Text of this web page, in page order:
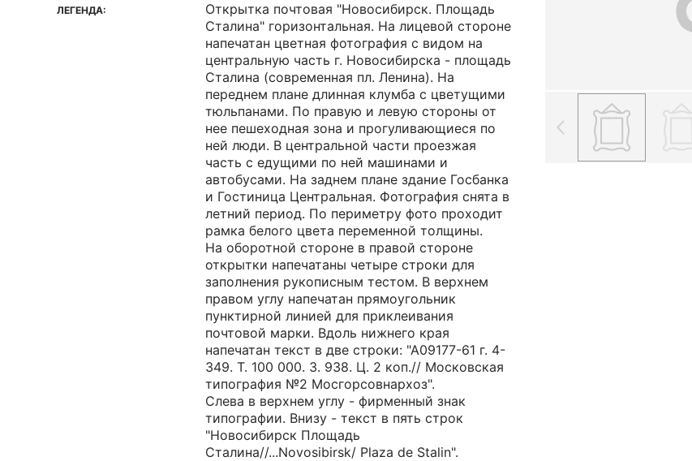
ЛЕГЕНДА:
Открытка почтовая "Новосибирск. Площадь
Сталина" горизонтальная. На лицевой стороне
напечатан цветная фотография с видом на
центральную часть г. Новосибирска - площадь
Сталина (современная пл. Ленина). На
переднем плане длинная клумба с цветущими
тюльпанами. По правую и левую стороны от
нее пешеходная зона и прогуливающиеся по
ней люди. В центральной части проезжая
часть с едущими по ней машинами и
автобусами. На заднем плане здание Госбанка
и Гостиница Центральная. Фотография снята в
летний период. По периметру фото проходит
рамка белого цвета переменной толщины.
На оборотной стороне в правой стороне
открытки напечатаны четыре строки для
заполнения рукописным тестом. В верхнем
правом углу напечатан прямоугольник
пунктирной линией для приклеивания
почтовой марки. Вдоль нижнего края
напечатан текст в две строки: "А09177-61 г. 4-
349. Т. 100 000. З. 938. Ц. 2 коп.// Московская
типография №2 Мосгорсовнархоз".
Слева в верхнем углу - фирменный знак
типографии. Внизу - текст в пять строк
"Новосибирск Площадь
Сталина//...Novosibirsk/ Plaza de Stalin".